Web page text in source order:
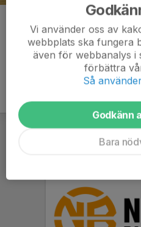
Kommentarer
Vi använder oss av
webbplats ska fungera
även för webbanalys i
förbättra
Så
Godkänn
Bara